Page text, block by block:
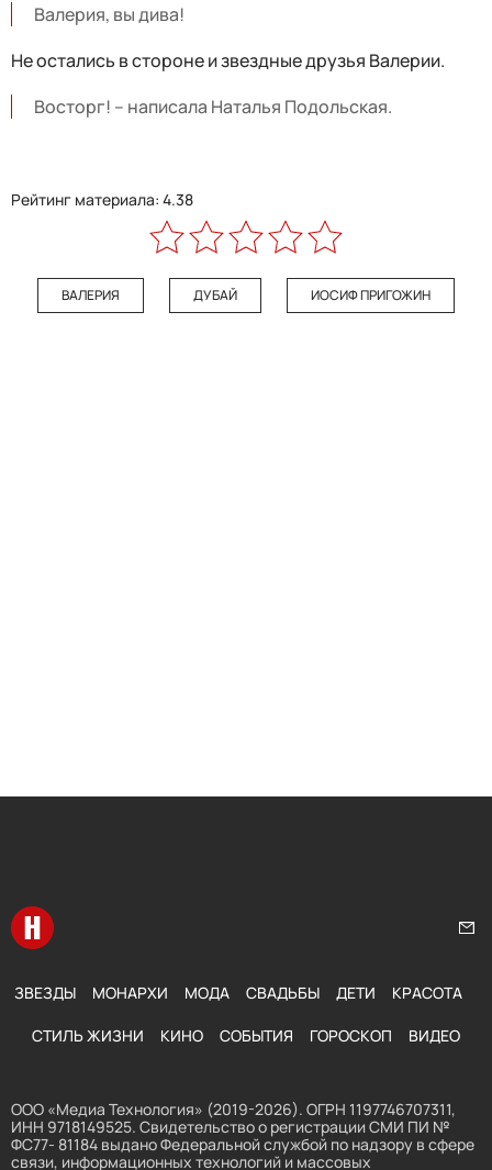
Валерия, вы дива!
Не остались в стороне и звездные друзья Валерии.
Восторг! – написала Наталья Подольская.
Рейтинг материала: 4.38
ВАЛЕРИЯ ДУБАЙ ИОСИФ ПРИГОЖИН
Перейти на главную
ЗВЕЗДЫ МОНАРХИ МОДА СВАДЬБЫ ДЕТИ КРАСОТА
СТИЛЬ ЖИЗНИ КИНО СОБЫТИЯ ГОРОСКОП ВИДЕО
ООО «Медиа Технология» (2019-2026). ОГРН 1197746707311,
ИНН 9718149525. Свидетельство о регистрации СМИ ПИ №
ФС77- 81184 выдано Федеральной службой по надзору в сфере
связи, информационных технологий и массовых